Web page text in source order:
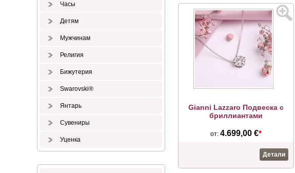
Часы
Детям
Мужчинам
Религия
Бижутерия
Swarovski®
Янтарь
Сувениры
Уценка
Gianni Lazzaro Подвеска с
бриллиантами
от:4.699,00 €*
Детали